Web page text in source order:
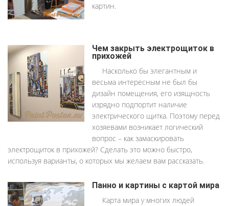
картин.
Чем закрыть электрощиток в
прихожей
Насколько бы элегантным и
весьма интересным не был бы
дизайн помещения, его изящность
изрядно подпортит наличие
электрического щитка. Поэтому перед
хозяевами возникает логический
вопрос – как замаскировать
электрощиток в прихожей? Сделать это можно быстро,
используя варианты, о которых мы желаем вам рассказать.
Панно и картины с картой мира
Карта мира у многих людей